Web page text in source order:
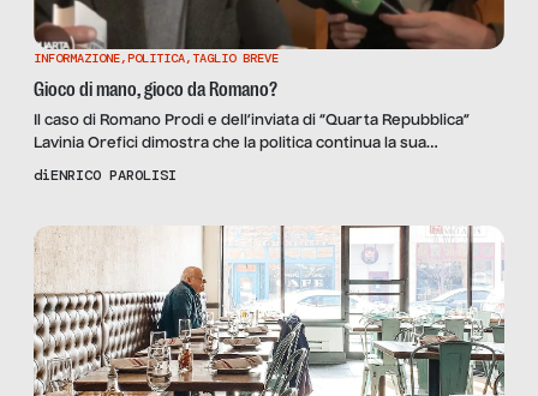
INFORMAZIONE,POLITICA,TAGLIO BREVE
Gioco di mano, gioco da Romano?
Il caso di Romano Prodi e dell’inviata di “Quarta Repubblica”
Lavinia Orefici dimostra che la politica continua la sua
tradizione di aggressioni ai giornalisti, e che il giornalismo viene
che dovrebbe far riflettere
diENRICO PAROLISI